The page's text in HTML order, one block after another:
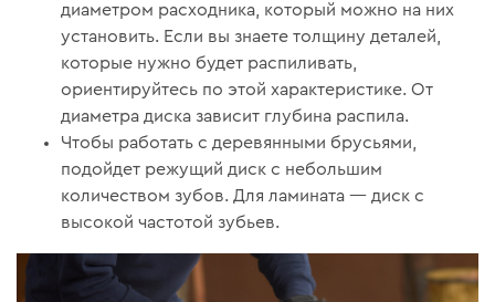
диаметром расходника, который можно на них
установить. Если вы знаете толщину деталей,
которые нужно будет распиливать,
ориентируйтесь по этой характеристике. От
диаметра диска зависит глубина распила.
Чтобы работать с деревянными брусьями,
подойдет режущий диск с небольшим
количеством зубов. Для ламината — диск с
высокой частотой зубьев.